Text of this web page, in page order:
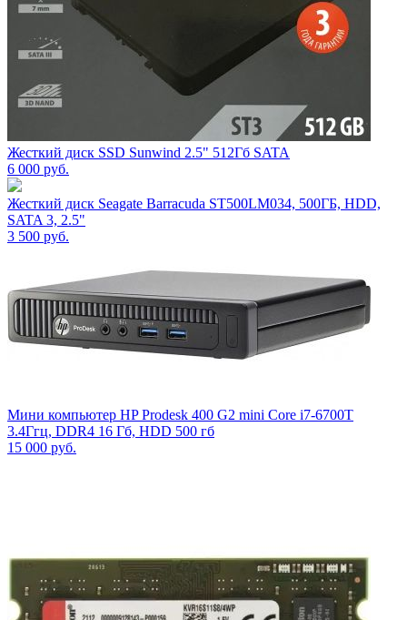
Жесткий диск SSD Sunwind 2.5" 512Гб SATA
6 000 руб.
Жесткий диск Seagate Barracuda ST500LM034, 500ГБ, HDD,
SATA 3, 2.5"
3 500 руб.
Мини компьютер HP Prodesk 400 G2 mini Core i7-6700T
3.4Ггц, DDR4 16 Гб, HDD 500 гб
15 000 руб.